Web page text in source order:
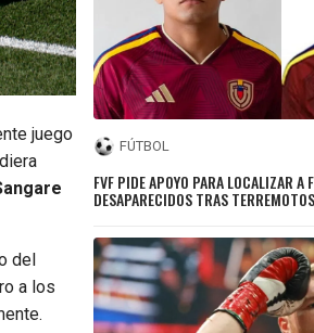
juego
del
a los
FÚTBOL
FVF PIDE APOYO PARA LOCALIZAR A
DESAPARECIDOS TRAS